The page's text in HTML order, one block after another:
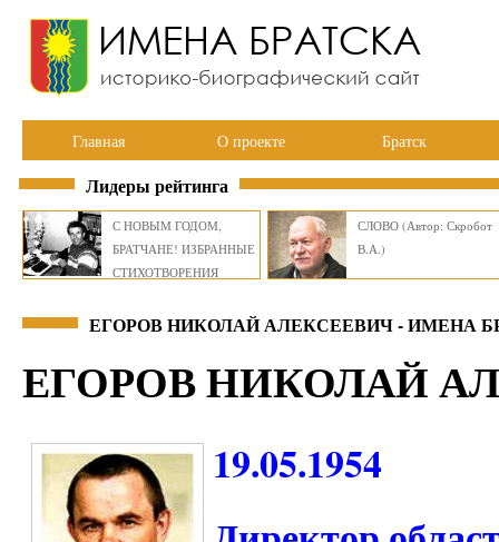
Главная О проекте Братск
Лидеры рейтинга
С НОВЫМ ГОДОМ,
БРАТЧАНЕ! ИЗБРАННЫЕ
СТИХОТВОРЕНИЯ
СЛОВО (Автор: Скробот
В.А.)
ЕГОРОВ НИКОЛАЙ АЛЕКСЕЕВИЧ - ИМЕНА
ЕГОРОВ НИКОЛАЙ
19.05.1954